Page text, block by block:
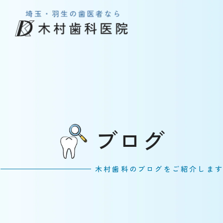
ブログ
木村歯科のブログをご紹介します